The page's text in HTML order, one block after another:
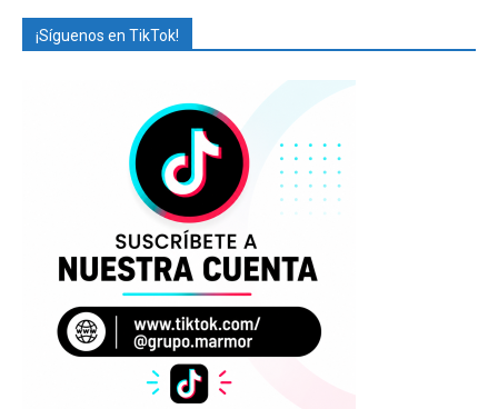
¡Síguenos en TikTok!